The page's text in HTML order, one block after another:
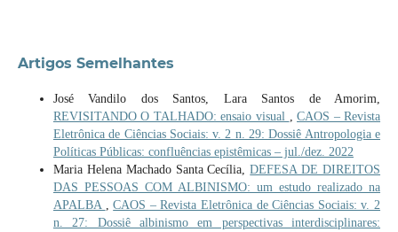
Artigos Semelhantes
José Vandilo dos Santos, Lara Santos de Amorim,
REVISITANDO O TALHADO: ensaio visual
,CAOS – Revista
Eletrônica de Ciências Sociais: v. 2 n. 29: Dossiê Antropologia e
Políticas Públicas: confluências epistêmicas – jul./dez. 2022
Maria Helena Machado Santa Cecília,DEFESA DE DIREITOS
DAS PESSOAS COM ALBINISMO: um estudo realizado na
APALBA
,CAOS – Revista Eletrônica de Ciências Sociais: v. 2
n. 27: Dossiê albinismo em perspectivas interdisciplinares: